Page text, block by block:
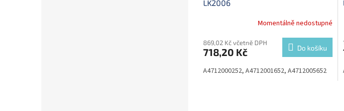
LK2006
Momentálně nedostupné
869,02 Kč včetně DPH
718,20 Kč Do košíku
A4712000252, A4712001652, A4712005652